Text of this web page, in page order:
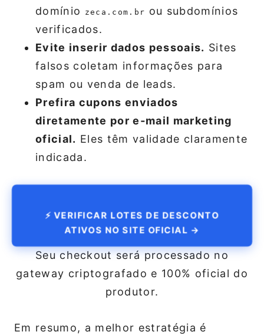
domínio
zeca.com.br ou subdomínios
verificados.
Evite inserir dados pessoais. Sites
falsos coletam informações para
spam ou venda de leads.
Prefira cupons enviados
diretamente por e‑mail marketing
oficial. Eles têm validade claramente
indicada.
⚡ VERIFICAR LOTES DE DESCONTO
ATIVOS NO SITE OFICIAL →
Seu checkout será processado no
gateway criptografado e 100% oficial do
produtor.
Em resumo, a melhor estratégia é